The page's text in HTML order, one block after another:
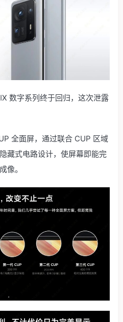
数字系列终于回归，这次泄露
全面屏，通过联合 CUP 区域
藏式电路设计，使屏幕即能完
像。